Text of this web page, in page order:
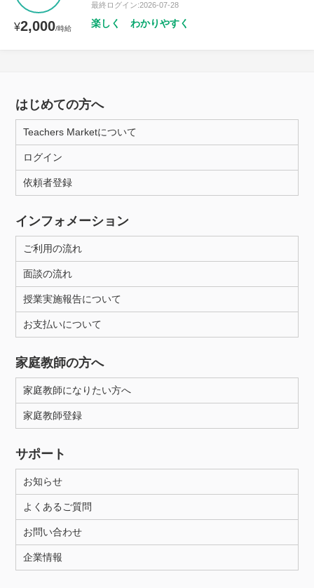
¥2,000/時給
最終ログイン:2026-07-28
楽しく わかりやすく
はじめての方へ
Teachers Marketについて
ログイン
依頼者登録
インフォメーション
ご利用の流れ
面談の流れ
授業実施報告について
お支払いについて
家庭教師の方へ
家庭教師になりたい方へ
家庭教師登録
サポート
お知らせ
よくあるご質問
お問い合わせ
企業情報